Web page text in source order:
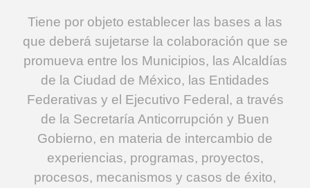
Tiene por objeto establecer las bases a las
que deberá sujetarse la colaboración que se
promueva entre los Municipios, las Alcaldías
de la Ciudad de México, las Entidades
Federativas y el Ejecutivo Federal, a través
de la Secretaría Anticorrupción y Buen
Gobierno, en materia de intercambio de
experiencias, programas, proyectos,
procesos, mecanismos y casos de éxito,